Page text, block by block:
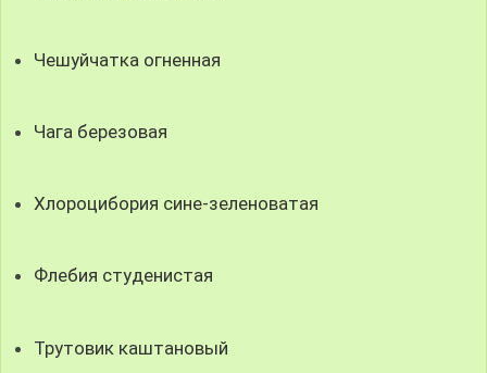
Чешуйчатка огненная
Чага березовая
Хлороцибория сине-зеленоватая
Флебия студенистая
Трутовик каштановый